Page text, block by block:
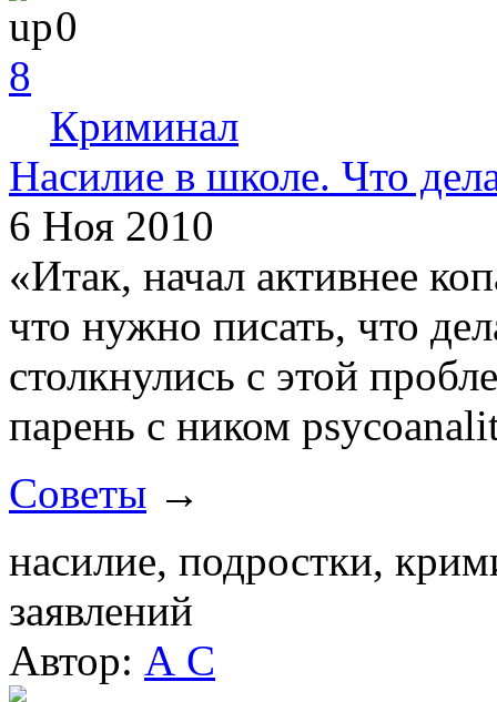
0
8
Криминал
Насилие в школе. Что
6 Ноя 2010
«Итак, начал активнее
что нужно писать, что
столкнулись с этой
парень с ником
Советы →
насилие, подростки,
заявлений
Автор: А С